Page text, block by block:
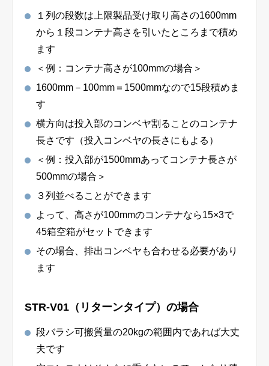
１列の段数は上限製品受け取り高さの1600mm
から１段コンテナ高さを引いたところまで積め
ます
＜例：コンテナ高さが100mmの場合＞
1600mm－100mm＝1500mmなので15段積めま
す
横方向は投入部のコンベヤ割ることのコンテナ
長さです（投入コンベヤの長さにもよる）
＜例：投入部が1500mmあってコンテナ長さが
500mmの場合＞
３列並べることができます
よって、高さが100mmのコンテナなら15×3で
45箱空箱がセットできます
その場合、排出コンベヤも合わせる必要があり
ます
STR-V01（リターンタイプ）の場合
段バラシ可搬質量の20kgの範囲内であれば大丈
夫です